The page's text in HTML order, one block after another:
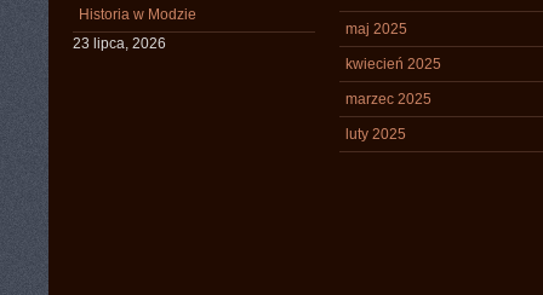
Historia w Modzie
23 lipca, 2026
maj 2025
kwiecień 2025
marzec 2025
luty 2025